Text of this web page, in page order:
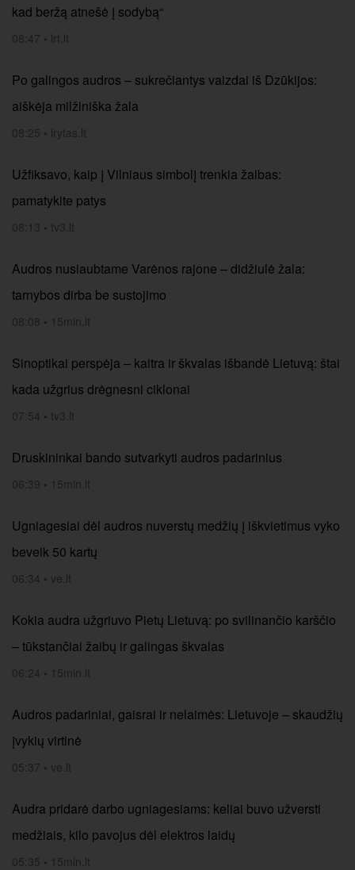
kad beržą atnešė į sodybą“
08:47 • lrt.lt
Po galingos audros – sukrečiantys vaizdai iš Dzūkijos:
aiškėja milžiniška žala
08:25 • lrytas.lt
Užfiksavo, kaip į Vilniaus simbolį trenkia žaibas:
pamatykite patys
08:13 • tv3.lt
Audros nusiaubtame Varėnos rajone – didžiulė žala:
tarnybos dirba be sustojimo
08:08 • 15min.lt
Sinoptikai perspėja – kaitra ir škvalas išbandė Lietuvą: štai
kada užgrius drėgnesni ciklonai
07:54 • tv3.lt
Druskininkai bando sutvarkyti audros padarinius
06:39 • 15min.lt
Ugniagesiai dėl audros nuverstų medžių į iškvietimus vyko
beveik 50 kartų
06:34 • ve.lt
Kokia audra užgriuvo Pietų Lietuvą: po svilinančio karščio
– tūkstančiai žaibų ir galingas škvalas
06:24 • 15min.lt
Audros padariniai, gaisrai ir nelaimės: Lietuvoje – skaudžių
įvykių virtinė
05:37 • ve.lt
Audra pridarė darbo ugniagesiams: keliai buvo užversti
medžiais, kilo pavojus dėl elektros laidų
05:35 • 15min.lt